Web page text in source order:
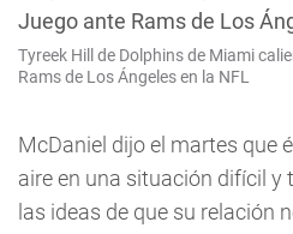
Tyreek Hill de Dolphins de Miami
Rams de Los Ángeles en la NFL
McDaniel dijo el martes que
aire en una situación difícil
las ideas de que su relación